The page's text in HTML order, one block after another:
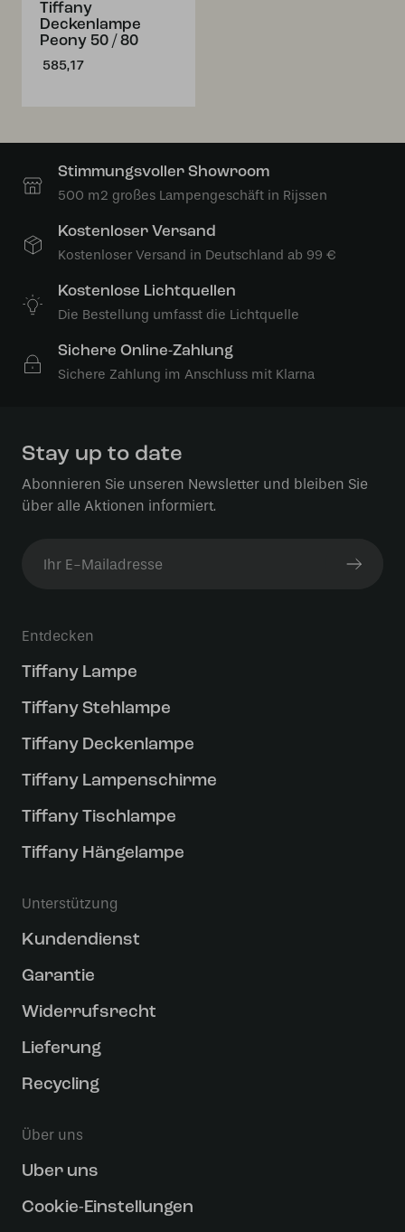
Tiffany
Deckenlampe
Peony 50 / 80
585,17
Stimmungsvoller Showroom
500 m2 großes Lampengeschäft in Rijssen
Kostenloser Versand
Kostenloser Versand in Deutschland ab 99 €
Kostenlose Lichtquellen
Die Bestellung umfasst die Lichtquelle
Sichere Online-Zahlung
Sichere Zahlung im Anschluss mit Klarna
Stay up to date
Abonnieren Sie unseren Newsletter und bleiben Sie
über alle Aktionen informiert.
Entdecken
Tiffany Lampe
Tiffany Stehlampe
Tiffany Deckenlampe
Tiffany Lampenschirme
Tiffany Tischlampe
Tiffany Hängelampe
Unterstützung
Kundendienst
Garantie
Widerrufsrecht
Lieferung
Recycling
Über uns
Uber uns
Cookie-Einstellungen